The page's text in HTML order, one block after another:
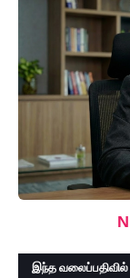
இந்த வலைப்பதிவில்